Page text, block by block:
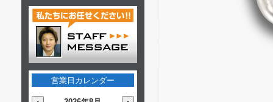
営業日カレンダー